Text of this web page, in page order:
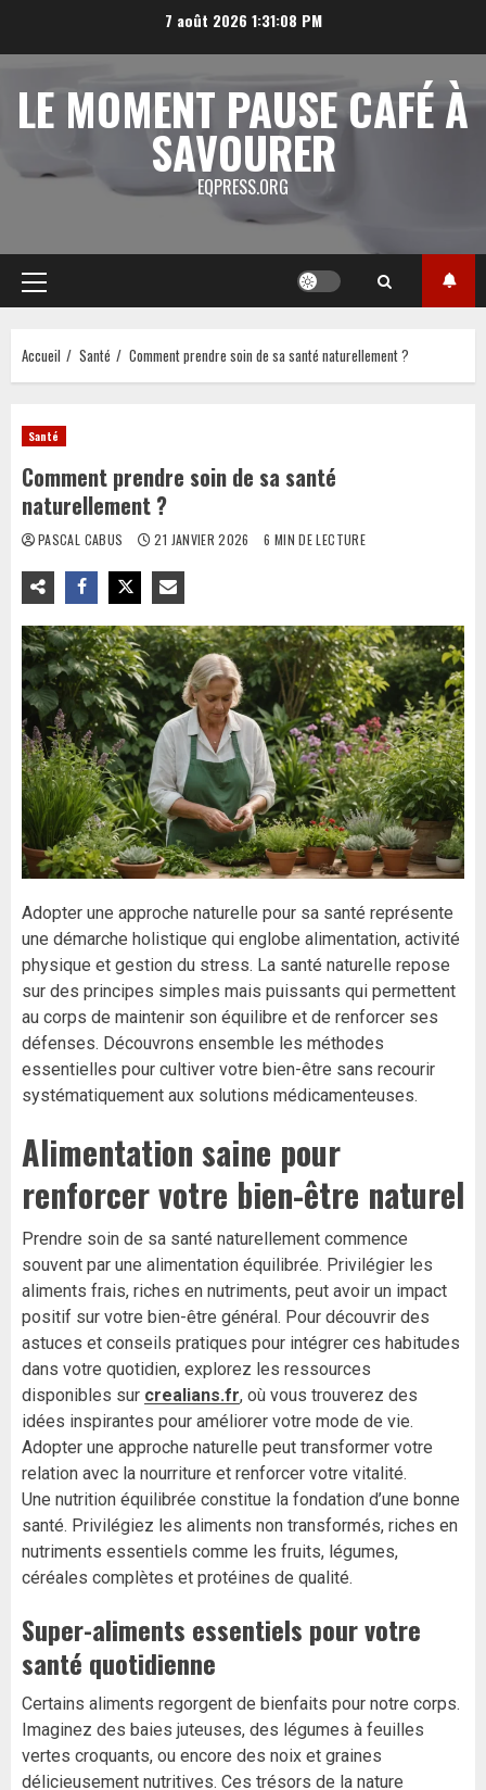
7 août 2026 1:31:09 PM
LE MOMENT PAUSE CAFÉ À
SAVOURER
EQPRESS.ORG
Menu
principal
Accueil Santé Comment prendre soin de sa santé naturellement ?
Santé
Comment prendre soin de sa santé
naturellement ?
PASCAL CABUS 21 JANVIER 2026 6 MIN DE LECTURE
Adopter une approche naturelle pour sa santé représente
une démarche holistique qui englobe alimentation, activité
physique et gestion du stress. La santé naturelle repose
sur des principes simples mais puissants qui permettent
au corps de maintenir son équilibre et de renforcer ses
défenses. Découvrons ensemble les méthodes
essentielles pour cultiver votre bien-être sans recourir
systématiquement aux solutions médicamenteuses.
Alimentation saine pour
renforcer votre bien-être naturel
Prendre soin de sa santé naturellement commence
souvent par une alimentation équilibrée. Privilégier les
aliments frais, riches en nutriments, peut avoir un impact
positif sur votre bien-être général. Pour découvrir des
astuces et conseils pratiques pour intégrer ces habitudes
dans votre quotidien, explorez les ressources
disponibles sur crealians.fr, où vous trouverez des
idées inspirantes pour améliorer votre mode de vie.
Adopter une approche naturelle peut transformer votre
relation avec la nourriture et renforcer votre vitalité.
Une nutrition équilibrée constitue la fondation d’une bonne
santé. Privilégiez les aliments non transformés, riches en
nutriments essentiels comme les fruits, légumes,
céréales complètes et protéines de qualité.
Super-aliments essentiels pour votre
santé quotidienne
Certains aliments regorgent de bienfaits pour notre corps.
Imaginez des baies juteuses, des légumes à feuilles
vertes croquants, ou encore des noix et graines
délicieusement nutritives. Ces trésors de la nature